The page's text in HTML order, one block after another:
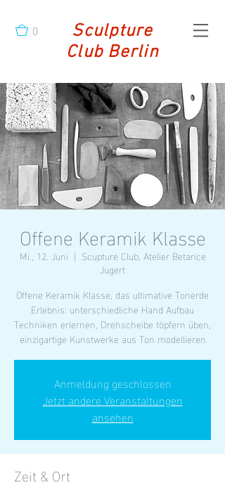
0
Sculpture
Club Berlin
Offene Keramik Klasse
Mi., 12. Juni
  |
Scupture Club, Atelier Betarice
Jugert
Offene Keramik Klasse, das ultimative Tonerde
Erlebnis: unterschiedliche Hand Aufbau
Techniken erlernen, Drehscheibe töpfern üben,
einzigartige Kunstwerke aus Ton modellieren
Anmeldung geschlossen
Jetzt andere Veranstaltungen
ansehen
Zeit & Ort